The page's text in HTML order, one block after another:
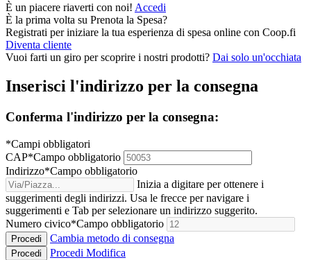
È un piacere riaverti con noi! Accedi
È la prima volta su Prenota la Spesa?
Registrati per iniziare la tua esperienza di spesa online con Coop.fi
Diventa cliente
Vuoi farti un giro per scoprire i nostri prodotti? Dai solo un'occhiata
Inserisci l'indirizzo per la consegna
Conferma l'indirizzo per la consegna:
*Campi obbligatori
CAP*Campo obbligatorio
Indirizzo*Campo obbligatorio
Inizia a digitare per ottenere i
suggerimenti degli indirizzi. Usa le frecce per navigare i
suggerimenti e Tab per selezionare un indirizzo suggerito.
Numero civico*Campo obbligatorio
Procedi Cambia metodo di consegna
Procedi Procedi Modifica